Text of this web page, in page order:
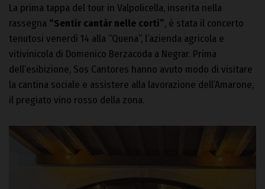
La prima tappa del tour in Valpolicella, inserita nella
rassegna “Sentir cantàr nelle corti”, è stata il concerto
tenutosi venerdì 14 alla “Quena”, l’azienda agricola e
vitivinicola di Domenico Berzacoda a Negrar. Prima
dell’esibizione, Sos Cantores hanno avuto modo di visitare
la cantina sociale e assistere alla lavorazione dell’Amarone,
il pregiato vino rosso della zona.